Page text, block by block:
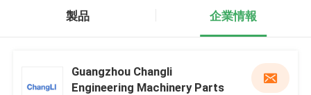
製品 企業情報
Guangzhou Changli
Engineering Machinery Parts